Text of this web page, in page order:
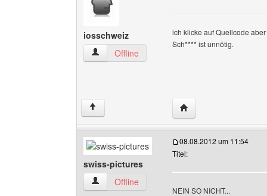
iosschweiz
iosschweiz Benutzer-Profile anzeigen
Offline
ich klicke auf Quellcode
Sch**** ist unnötig.
↑ Website dieses
swiss-pictures
swiss-pictures Benutzer-Profile anzeigen
Offline
08.08.2012 um 11:54
Titel:
NEIN SO NICHT...